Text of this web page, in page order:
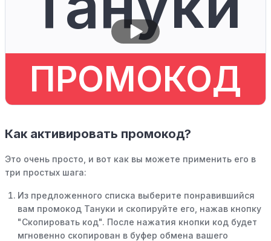
ПРОМОКОД
Как активировать промокод?
Это очень просто, и вот как вы можете применить его в
три простых шага:
Из предложенного списка выберите понравившийся
вам промокод Тануки и скопируйте его, нажав кнопку
"Скопировать код". После нажатия кнопки код будет
мгновенно скопирован в буфер обмена вашего